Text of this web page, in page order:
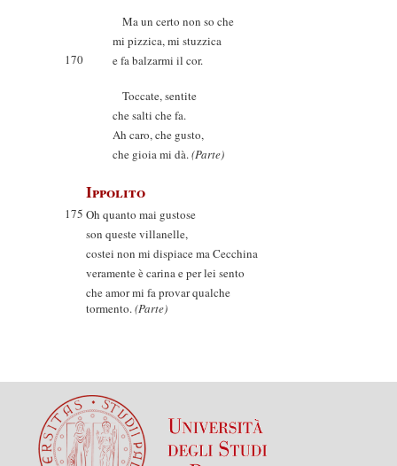
Ma un certo non so che
mi pizzica, mi stuzzica
170
e fa balzarmi il cor.
Toccate, sentite
che salti che fa.
Ah caro, che gusto,
che gioia mi dà.(Parte)
Ippolito
175 Oh quanto mai gustose
son queste villanelle,
costei non mi dispiace ma Cecchina
veramente è carina e per lei sento
che amor mi fa provar qualche
tormento.(Parte)